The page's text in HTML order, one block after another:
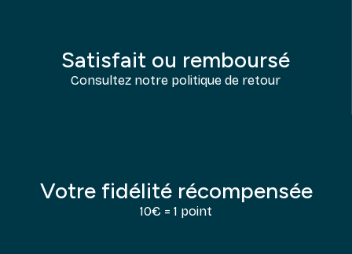
Satisfait ou remboursé
Consultez notre politique de retour
Votre fidélité récompensée
10€ = 1 point